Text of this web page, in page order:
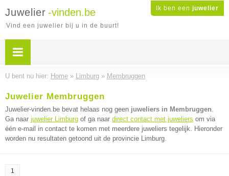
Ik ben een juwelier
Juwelier -vinden.be
Vind een juwelier bij u in de buurt!
U bent nu hier: Home » Limburg » Membruggen
Juwelier Membruggen
Juwelier-vinden.be bevat helaas nog geen juweliers in Membruggen.
Ga naar juwelier Limburg of ga naar direct contact met juweliers om via
één e-mail in contact te komen met meerdere juweliers tegelijk. Hieronder
worden nu resultaten getoond uit de provincie Limburg.
1